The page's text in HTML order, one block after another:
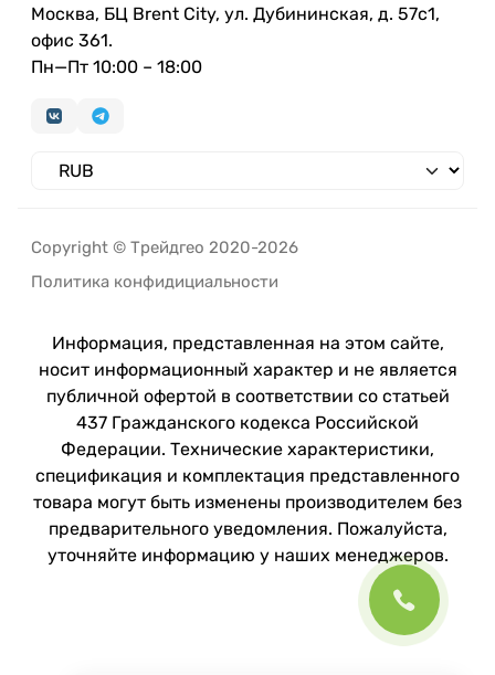
Москва, БЦ Brent City, ул. Дубининская, д. 57с1,
офис 361.
Пн—Пт 10:00 – 18:00
Copyright © Трейдгео 2020-2026
Политика конфидициальности
Информация, представленная на этом сайте,
носит информационный характер и не является
публичной офертой в соответствии со статьей
437 Гражданского кодекса Российской
Федерации. Технические характеристики,
спецификация и комплектация представленного
товара могут быть изменены производителем без
предварительного уведомления. Пожалуйста,
уточняйте информацию у наших менеджеров.